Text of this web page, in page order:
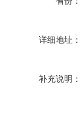
详细地址：
补充说明：